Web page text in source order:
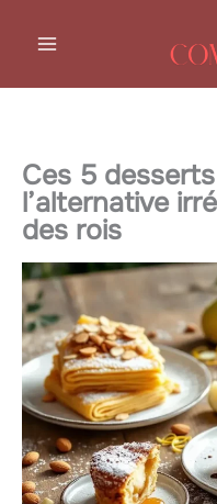
Ces 5
l’alternative
des rois